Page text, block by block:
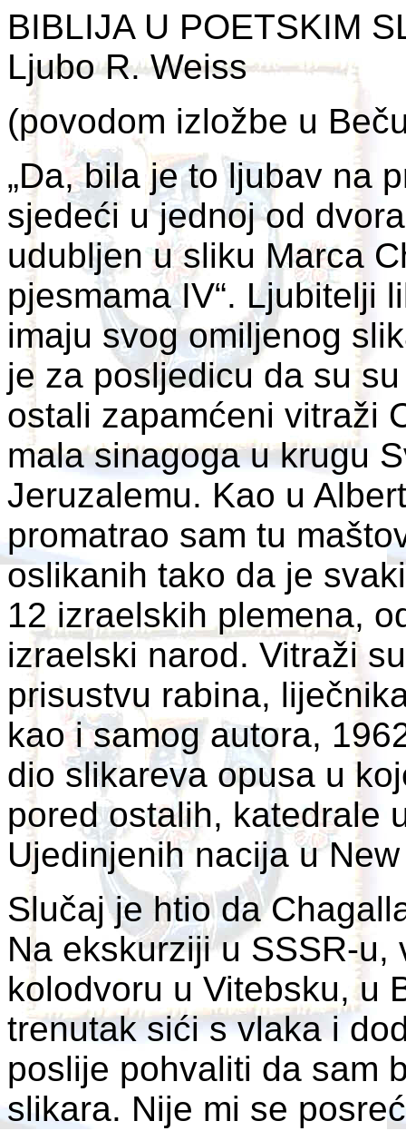
BIBLIJA U POETSKIM
Ljubo R. Weiss
(povodom izložbe u
„Da, bila je to ljubav na
sjedeći u jednoj od
udubljen u sliku Marca
pjesmama IV“. Ljubitelji
imaju svog omiljenog
je za posljedicu da su
ostali zapamćeni vitraži
mala sinagoga u krugu
Jeruzalemu. Kao u
promatrao sam tu
oslikanih tako da je
12 izraelskih plemena,
izraelski narod. Vitraži
prisustvu rabina,
kao i samog autora,
dio slikareva opusa u
pored ostalih, katedrale
Ujedinjenih nacija u
Slučaj je htio da
Na ekskurziji u SSSR-
kolodvoru u Vitebsku, u
trenutak sići s vlaka i
poslije pohvaliti da sam
slikara. Nije mi se